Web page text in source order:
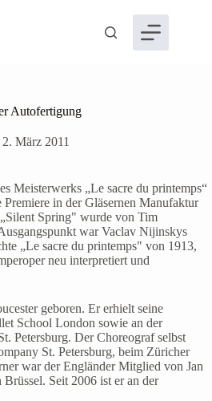
Autofertigung
2. März 2011
Meisterwerks „Le sacre du printemps“
in der Gläsernen Manufaktur
Spring" wurde von Tim
war Vaclav Nijinskys
„Le sacre du printemps" von 1913,
neu interpretiert und
geboren. Er erhielt seine
School London sowie an der
Petersburg. Der Choreograf selbst
St. Petersburg, beim Züricher
war der Engländer Mitglied von Jan
Seit 2006 ist er an der